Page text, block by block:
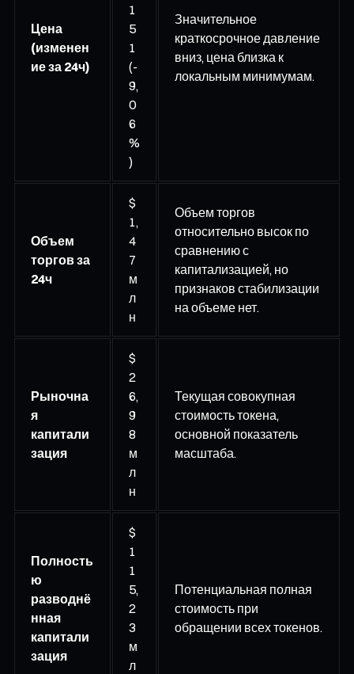
Цена
(изменен
ие за 24ч)
1
5
1
(-
9,
0
6
%
)
Значительное
краткосрочное давление
вниз, цена близка к
локальным минимумам.
Объем
торгов за
24ч
$
1,
4
7
м
л
н
Объем торгов
относительно высок по
сравнению с
капитализацией, но
признаков стабилизации
на объеме нет.
Рыночна
я
капитали
зация
$
2
6,
9
8
м
л
н
Текущая совокупная
стоимость токена,
основной показатель
масштаба.
Полность
ю
разводнё
нная
капитали
зация
$
1
1
5,
2
3
м
л
Потенциальная полная
стоимость при
обращении всех токенов.